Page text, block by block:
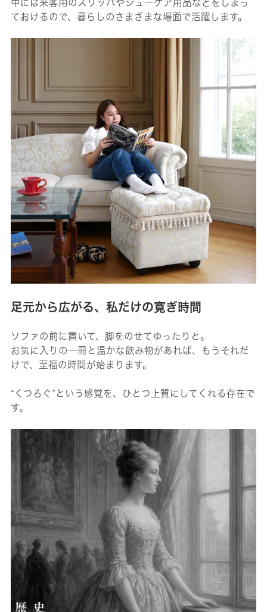
中には来客用のスリッパやシューケア用品などをしまっ
ておけるので、暮らしのさまざまな場面で活躍します。
足元から広がる、私だけの寛ぎ時間
ソファの前に置いて、脚をのせてゆったりと。
お気に入りの一冊と温かな飲み物があれば、もうそれだ
けで、至福の時間が始まります。
“くつろぐ”という感覚を、ひとつ上質にしてくれる存在で
す。